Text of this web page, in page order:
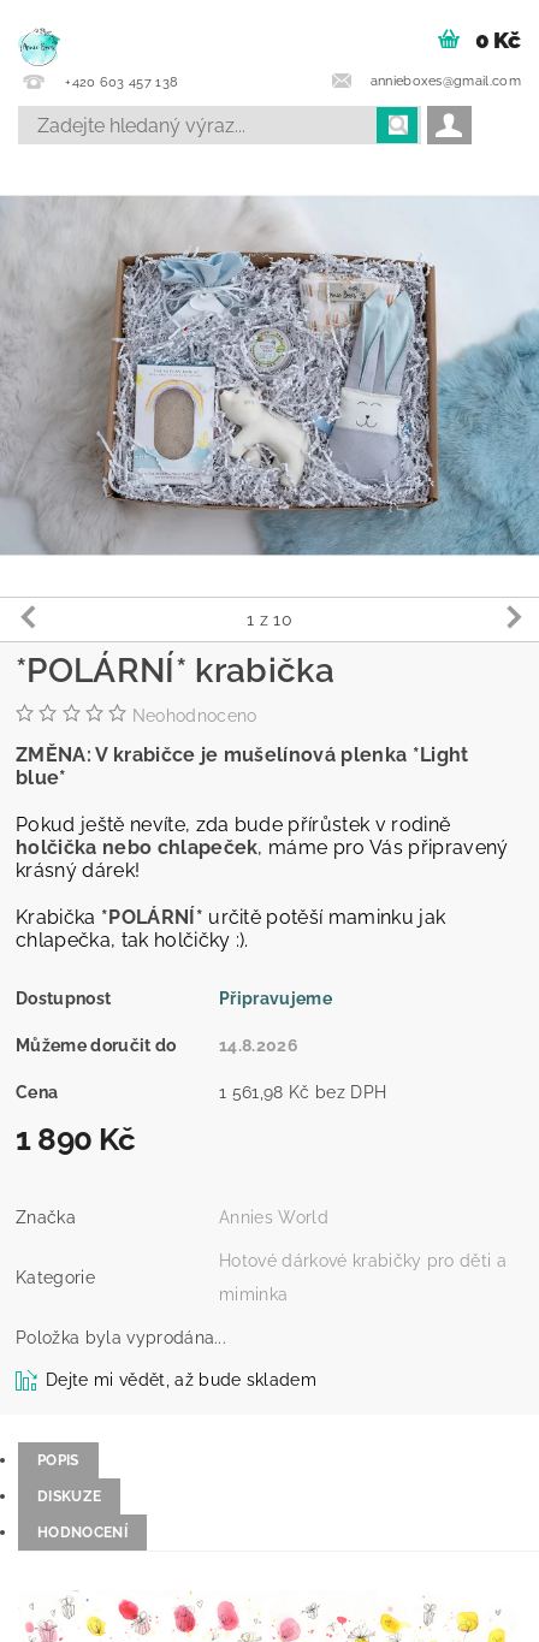
+420 603 457 138 annieboxes@gmail.com
0 Kč
1 z 10
*POLÁRNÍ* krabička
Neohodnoceno
ZMĚNA: V krabičce je mušelínová plenka *Light
blue*
Pokud ještě nevíte, zda bude přírůstek v rodině
holčička nebo chlapeček, máme pro Vás připravený
krásný dárek!
Krabička *POLÁRNÍ* určitě potěší maminku jak
chlapečka, tak holčičky :).
Dostupnost Připravujeme
Můžeme doručit do 14.8.2026
Cena 1 561,98 Kč bez DPH
1 890 Kč
Značka Annies World
Kategorie
Hotové dárkové krabičky pro děti a
miminka
Položka byla vyprodána...
Dejte mi vědět, až bude skladem
POPIS
DISKUZE
HODNOCENÍ